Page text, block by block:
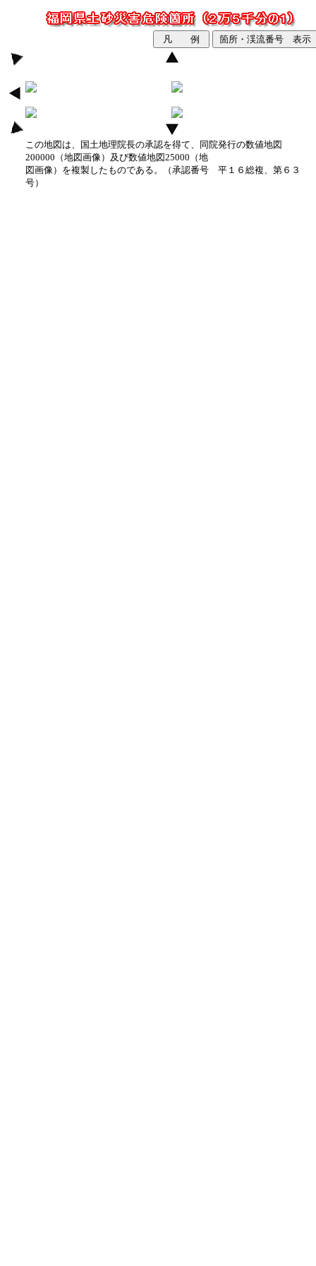
この地図は、国土地理院長の承認を得て、同院発行の数値地図
200000（地図画像）及び数値地図25000（地
図画像）を複製したものである。（承認番号 平１６総複、第６３
号）